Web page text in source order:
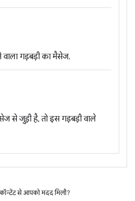
वाला गड़बड़ी का मैसेज.
से जुड़ी है, तो इस गड़बड़ी वाले
से आपको मदद मिली?